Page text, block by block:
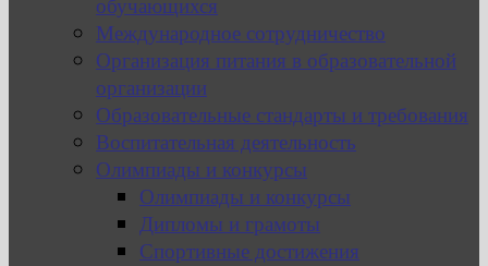
Международное сотрудничество
Организация питания в образовательной
организации
Образовательные стандарты и требования
Воспитательная деятельность
Олимпиады и конкурсы
Олимпиады и конкурсы
Дипломы и грамоты
Спортивные достижения